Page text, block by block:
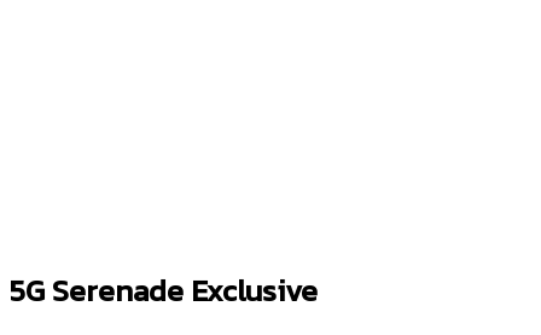
5G Serenade Exclusive